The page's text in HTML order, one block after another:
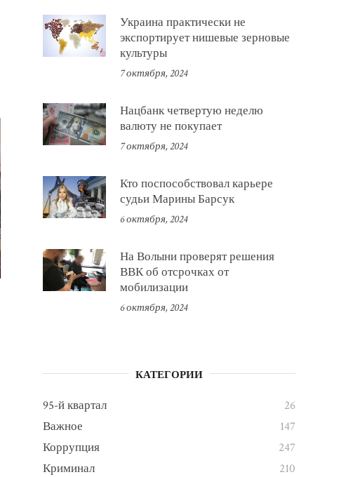
Украина практически не
экспортирует нишевые зерновые
культуры
7 октября, 2024
Нацбанк четвертую неделю
валюту не покупает
7 октября, 2024
Кто поспособствовал карьере
судьи Марины Барсук
6 октября, 2024
На Волыни проверят решения
ВВК об отсрочках от
мобилизации
6 октября, 2024
КАТЕГОРИИ
95-й квартал
26
Важное
147
Коррупция
247
Криминал
210